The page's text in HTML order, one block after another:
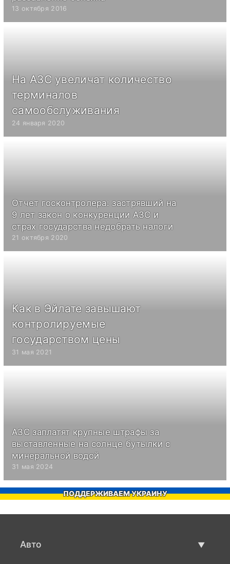
13 октября 2016
На АЗС увеличат количество
терминалов
самообслуживания
24 января 2020
Отчет госконтролера: застрявший на
9 лет закон о конкуренции АЗС и
страх государства недобрать налоги
21 октября 2020
Как в Эйлате завышают
контролируемые
государством цены
31 мая 2021
АЗС заплатят крупные штрафы за
выставленные на солнце бутылки с
минеральной водой
31 мая 2024
ПОДДЕРЖИВАЕМ УКРАИНУ
Авто